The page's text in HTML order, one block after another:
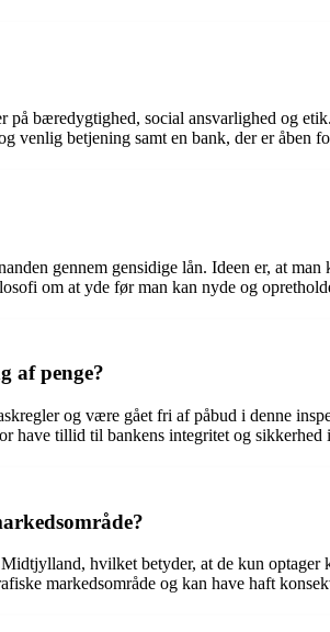
bæredygtighed, social ansvarlighed og
venlig betjening samt en bank, der er åben
gennem gensidige lån. Ideen er, at
om at yde før man kan nyde og
af penge?
og være gået fri af påbud i denne
have tillid til bankens integritet og sikkerhed
hvilket betyder, at de kun
markedsområde og kan have haft